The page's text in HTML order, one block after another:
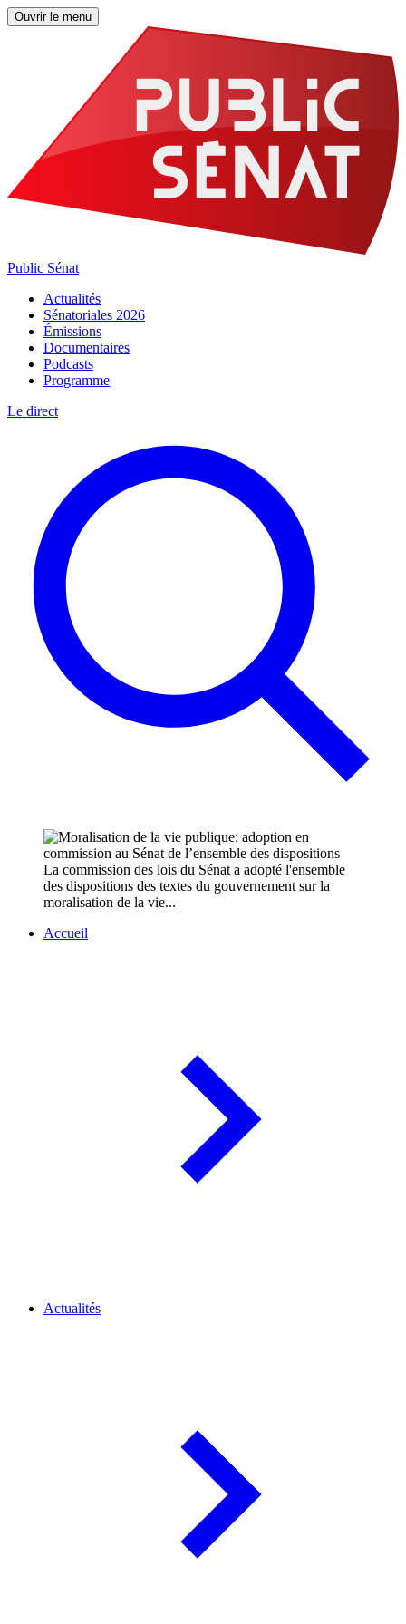
Ouvrir le menu
Public Sénat
Actualités
Sénatoriales 2026
Émissions
Documentaires
Podcasts
Programme
Le direct
La commission des lois du Sénat a adopté l'ensemble
des dispositions des textes du gouvernement sur la
moralisation de la vie...
Accueil
Actualités